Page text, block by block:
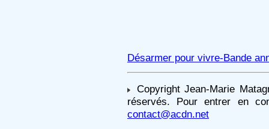
Désarmer pour vivre-Bande
Copyright Jean-Marie
réservés. Pour entrer en
contact@acdn.net